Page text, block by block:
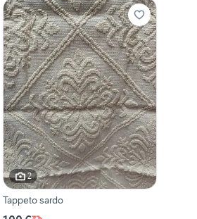
2
Tappeto sardo